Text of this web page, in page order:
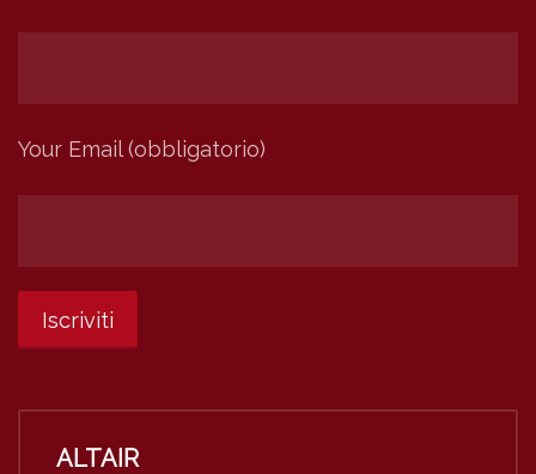
Your Email (obbligatorio)
ALTAIR